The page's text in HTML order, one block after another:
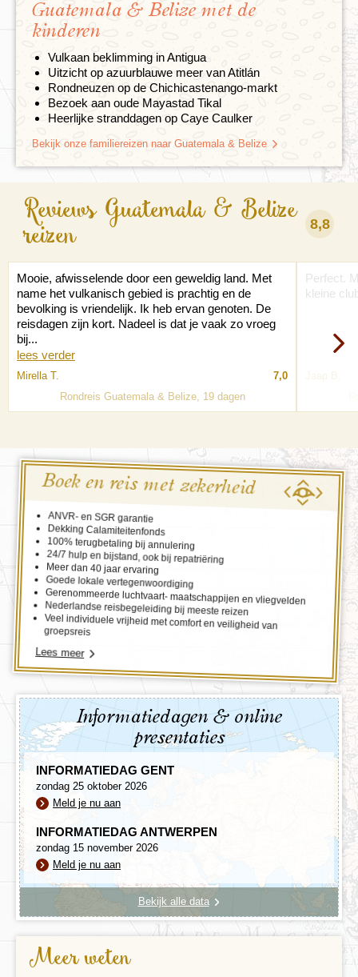
Guatemala & Belize met de
kinderen
Vulkaan beklimming in Antigua
Uitzicht op azuurblauwe meer van Atitlán
Rondneuzen op de Chichicastenango-markt
Bezoek aan oude Mayastad Tikal
Heerlijke stranddagen op Caye Caulker
Bekijk onze familiereizen naar Guatemala & Belize
Reviews Guatemala & Belize
reizen 8,8
Mooie, afwisselende door een geweldig land. Met
name het vulkanisch gebied is prachtig en de
bevolking is vriendelijk. Ik heb ervan genoten. De
reisdagen zijn kort. Nadeel is dat je vaak zo vroeg
bij...
lees verder
Mirella T.
7,0
Rondreis Guatemala & Belize, 19 dagen
Perfect.
kleine
Jaap B.
Boek en reis met zekerheid
ANVR- en SGR garantie
Dekking Calamiteitenfonds
100% terugbetaling bij annulering
24/7 hulp en bijstand, ook bij repatriëring
Meer dan 40 jaar ervaring
Goede lokale vertegenwoordiging
Gerenommeerde luchtvaart- maatschappijen en vliegvelden
Nederlandse reisbegeleiding bij meeste reizen
Veel individuele vrijheid met comfort en veiligheid van
groepsreis
Lees meer
Informatiedagen & online
presentaties
INFORMATIEDAG GENT
zondag 25 oktober 2026
Meld je nu aan
INFORMATIEDAG ANTWERPEN
zondag 15 november 2026
Meld je nu aan
Bekijk alle data
Meer weten